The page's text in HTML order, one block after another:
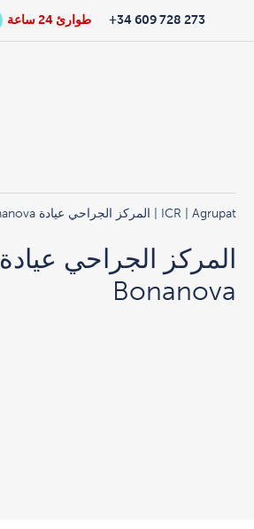
طوارئ 24 ساعة 273 728 609 34+
ICR Agrupat | المركز الجراحي عيادة Bonanova
المركز الجراحي عيادة
Bonanova